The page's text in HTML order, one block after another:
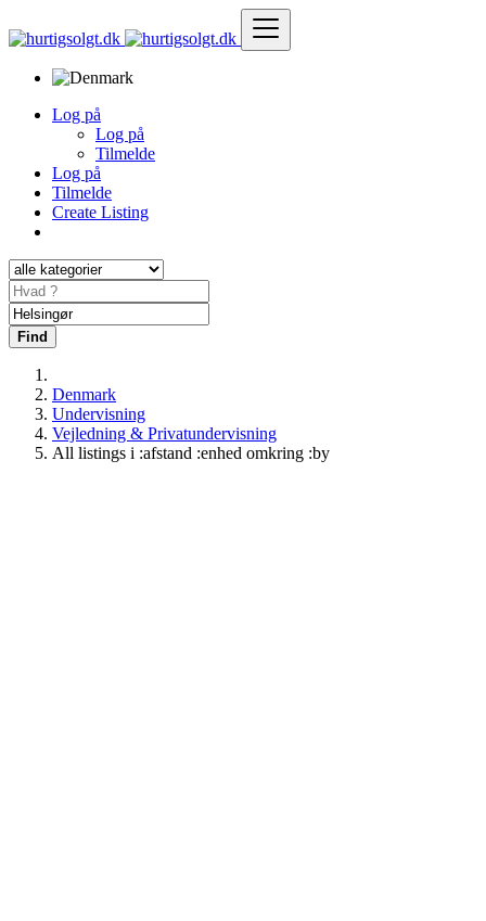
Log på
Log på
Tilmelde
Log på
Tilmelde
Create Listing
Find
Denmark
Undervisning
Vejledning & Privatundervisning
All listings i :afstand :enhed omkring :by